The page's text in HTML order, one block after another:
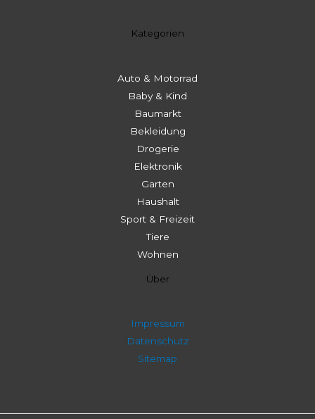
Kategorien
Auto & Motorrad
Baby & Kind
Baumarkt
Bekleidung
Drogerie
Elektronik
Garten
Haushalt
Sport & Freizeit
Tiere
Wohnen
Über
Impressum
Datenschutz
Sitemap